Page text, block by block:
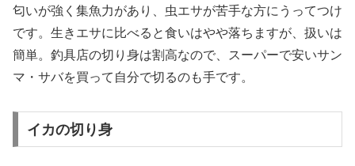
匂いが強く集魚力があり、虫エサが苦手な方にうってつけ
です。生きエサに比べると食いはやや落ちますが、扱いは
簡単。釣具店の切り身は割高なので、スーパーで安いサン
マ・サバを買って自分で切るのも手です。
イカの切り身